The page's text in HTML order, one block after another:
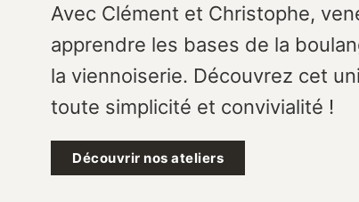
Avec Clément et Christophe,
apprendre les bases de la
la viennoiserie. Découvrez cet
toute simplicité et convivialité !
Découvrir nos ateliers